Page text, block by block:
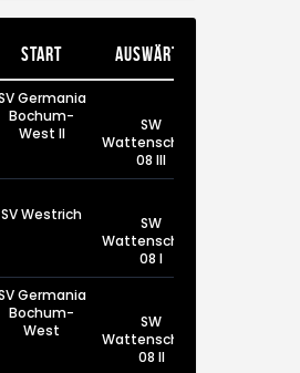
Start Auswärts
Germania
Bochum-
West II
SW
Wattenscheid
08 III
SV Westrich
SW
Wattenscheid
08 I
Germania
Bochum-
West
SW
Wattenscheid
08 II